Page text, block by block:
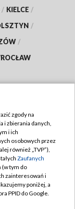
/ KIELCE /
/
/
zgody na
i zbierania danych,
i ich
osobowych przez
również „TVP”),
Zaufanych
(w tym do
zainteresowań i
poniżej, a
PPID do Google.